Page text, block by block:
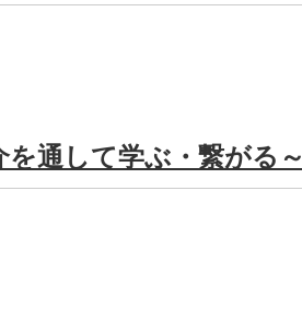
通して学ぶ・繋がる～